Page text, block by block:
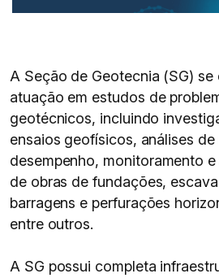
A Seção de Geotecnia (SG)
atuação em estudos de
geotécnicos, incluindo
ensaios geofísicos, análises
desempenho, monitoramento
de obras de fundações,
barragens e perfurações
entre outros.
A SG possui completa